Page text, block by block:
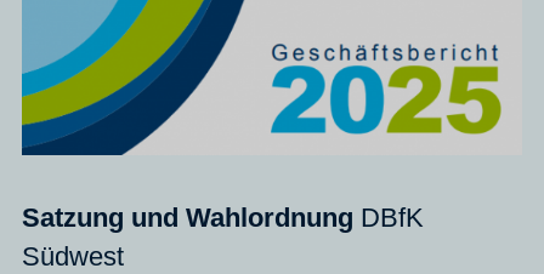
Satzung und Wahlordnung DBfK
Südwest